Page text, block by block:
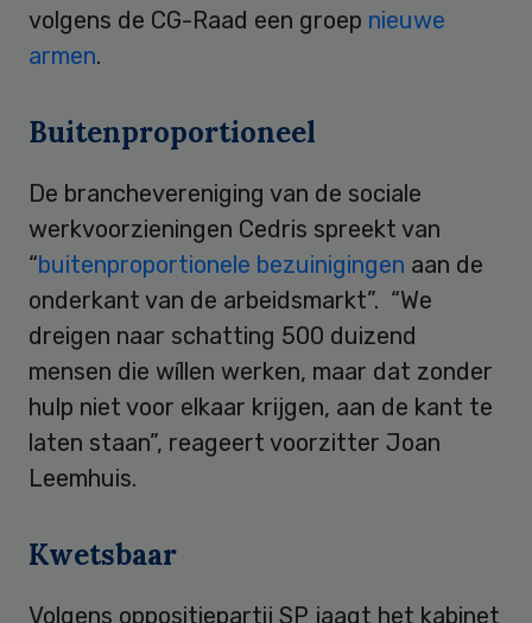
volgens de CG-Raad een groep nieuwe
armen.
Buitenproportioneel
De branchevereniging van de sociale
werkvoorzieningen Cedris spreekt van
“buitenproportionele bezuinigingen aan de
onderkant van de arbeidsmarkt”. “We
dreigen naar schatting 500 duizend
mensen die wíllen werken, maar dat zonder
hulp niet voor elkaar krijgen, aan de kant te
laten staan”, reageert voorzitter Joan
Leemhuis.
Kwetsbaar
Volgens oppositiepartij SP jaagt het kabinet